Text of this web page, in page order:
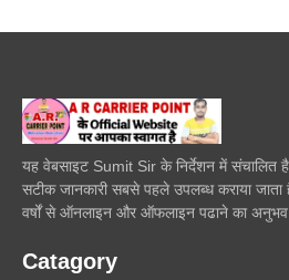
यह वेबसाइट Sumit Sir के निर्देशन में संचालित
सटीक जानकारी सबसे पहले उपलब्ध कराया
वर्षों से ऑनलाइन और ऑफलाइन पढाने का अनुभव
Catagory